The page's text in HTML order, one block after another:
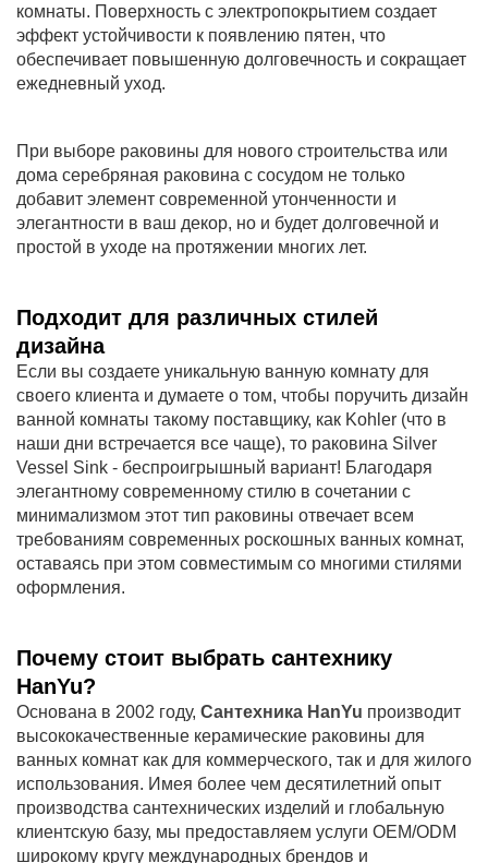
комнаты. Поверхность с электропокрытием создает
эффект устойчивости к появлению пятен, что
обеспечивает повышенную долговечность и сокращает
ежедневный уход.
При выборе раковины для нового строительства или
дома серебряная раковина с сосудом не только
добавит элемент современной утонченности и
элегантности в ваш декор, но и будет долговечной и
простой в уходе на протяжении многих лет.
Подходит для различных стилей
дизайна
Если вы создаете уникальную ванную комнату для
своего клиента и думаете о том, чтобы поручить дизайн
ванной комнаты такому поставщику, как Kohler (что в
наши дни встречается все чаще), то раковина Silver
Vessel Sink - беспроигрышный вариант! Благодаря
элегантному современному стилю в сочетании с
минимализмом этот тип раковины отвечает всем
требованиям современных роскошных ванных комнат,
оставаясь при этом совместимым со многими стилями
оформления.
Почему стоит выбрать сантехнику
HanYu?
Основана в 2002 году, Сантехника HanYu производит
высококачественные керамические раковины для
ванных комнат как для коммерческого, так и для жилого
использования. Имея более чем десятилетний опыт
производства сантехнических изделий и глобальную
клиентскую базу, мы предоставляем услуги OEM/ODM
широкому кругу международных брендов и